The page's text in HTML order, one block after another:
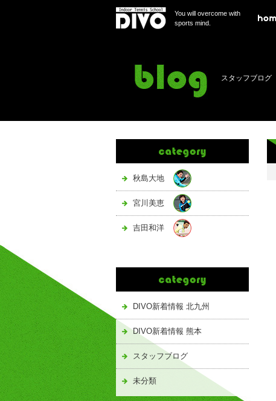
You will overcome with
sports mind.
スタッフブログ
秋島大地
宮川美恵
吉田和洋
DIVO新着情報 北九州
DIVO新着情報 熊本
スタッフブログ
未分類